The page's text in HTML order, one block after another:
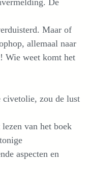
De
Maar of
allemaal naar
Wie weet komt het
civetolie, zou de lust
van het boek
aspecten en